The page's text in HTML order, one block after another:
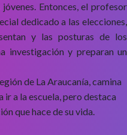
Entonces, el profesor
dedicado a las elecciones,
y las posturas de los
investigación y preparan un
de La Araucanía, camina
a la escuela, pero destaca
que hace de su vida.